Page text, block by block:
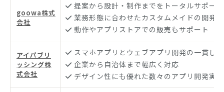
goowa株式
会社
提案から設計・制作までをトータルサポート
業務形態に合わせたカスタムメイドの開発
動作やアプリストアでの販売もサポート
アイパブリ
ッシング株
式会社
スマホアプリとウェブアプリ開発の一貫し
企業から自治体まで幅広く対応
デザイン性にも優れた数々のアプリ開発実績